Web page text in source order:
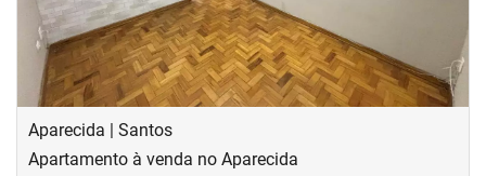
Aparecida | Santos
Apartamento à venda no Aparecida